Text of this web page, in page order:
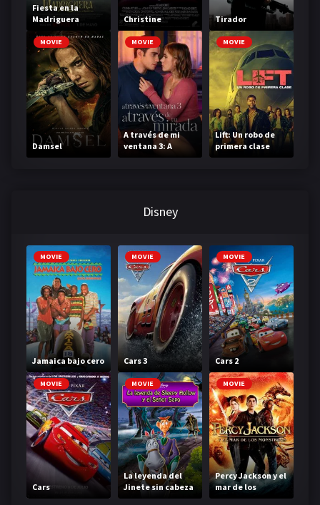
Fiesta en la
Madriguera
Christine Tirador
MOVIE
Damsel
MOVIE
A través de mi
ventana 3: A
través de tu
MOVIE
Lift: Un robo de
primera clase
Disney
MOVIE
Jamaica bajo cero
MOVIE
Cars 3
MOVIE
Cars 2
MOVIE
Cars
MOVIE
La leyenda del
Jinete sin cabeza
MOVIE
Percy Jackson y el
mar de los
monstruos